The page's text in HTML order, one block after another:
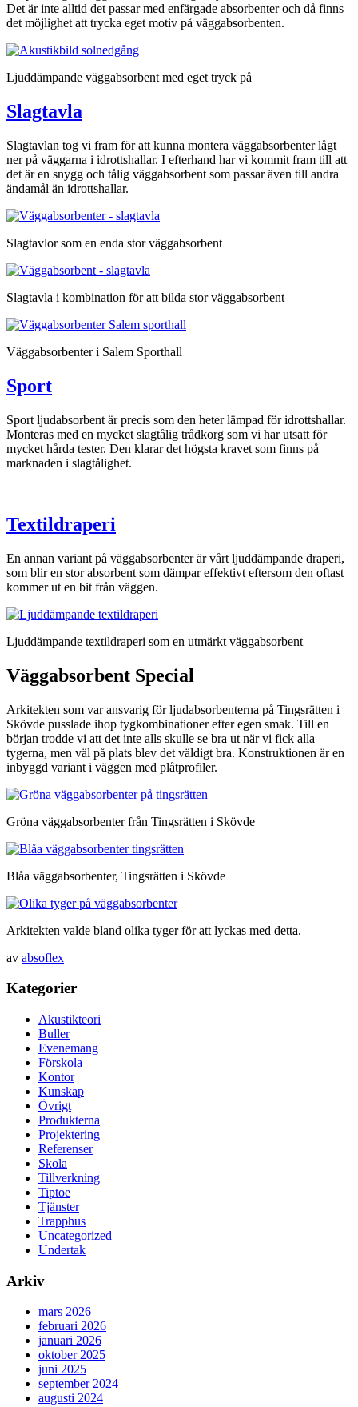
Det är inte alltid det passar med enfärgade absorbenter och då finns
det möjlighet att trycka eget motiv på väggabsorbenten.
Ljuddämpande väggabsorbent med eget tryck på
Slagtavla
Slagtavlan tog vi fram för att kunna montera väggabsorbenter lågt
ner på väggarna i idrottshallar. I efterhand har vi kommit fram till att
det är en snygg och tålig väggabsorbent som passar även till andra
ändamål än idrottshallar.
Slagtavlor som en enda stor väggabsorbent
Slagtavla i kombination för att bilda stor väggabsorbent
Väggabsorbenter i Salem Sporthall
Sport
Sport ljudabsorbent är precis som den heter lämpad för idrottshallar.
Monteras med en mycket slagtålig trådkorg som vi har utsatt för
mycket hårda tester. Den klarar det högsta kravet som finns på
marknaden i slagtålighet.
Textildraperi
En annan variant på väggabsorbenter är vårt ljuddämpande draperi,
som blir en stor absorbent som dämpar effektivt eftersom den oftast
kommer ut en bit från väggen.
Ljuddämpande textildraperi som en utmärkt väggabsorbent
Väggabsorbent Special
Arkitekten som var ansvarig för ljudabsorbenterna på Tingsrätten i
Skövde pusslade ihop tygkombinationer efter egen smak. Till en
början trodde vi att det inte alls skulle se bra ut när vi fick alla
tygerna, men väl på plats blev det väldigt bra. Konstruktionen är en
inbyggd variant i väggen med plåtprofiler.
Gröna väggabsorbenter från Tingsrätten i Skövde
Blåa väggabsorbenter, Tingsrätten i Skövde
Arkitekten valde bland olika tyger för att lyckas med detta.
av absoflex
Kategorier
Akustikteori
Buller
Evenemang
Förskola
Kontor
Kunskap
Övrigt
Produkterna
Projektering
Referenser
Skola
Tillverkning
Tiptoe
Tjänster
Trapphus
Uncategorized
Undertak
Arkiv
mars 2026
februari 2026
januari 2026
oktober 2025
juni 2025
september 2024
augusti 2024